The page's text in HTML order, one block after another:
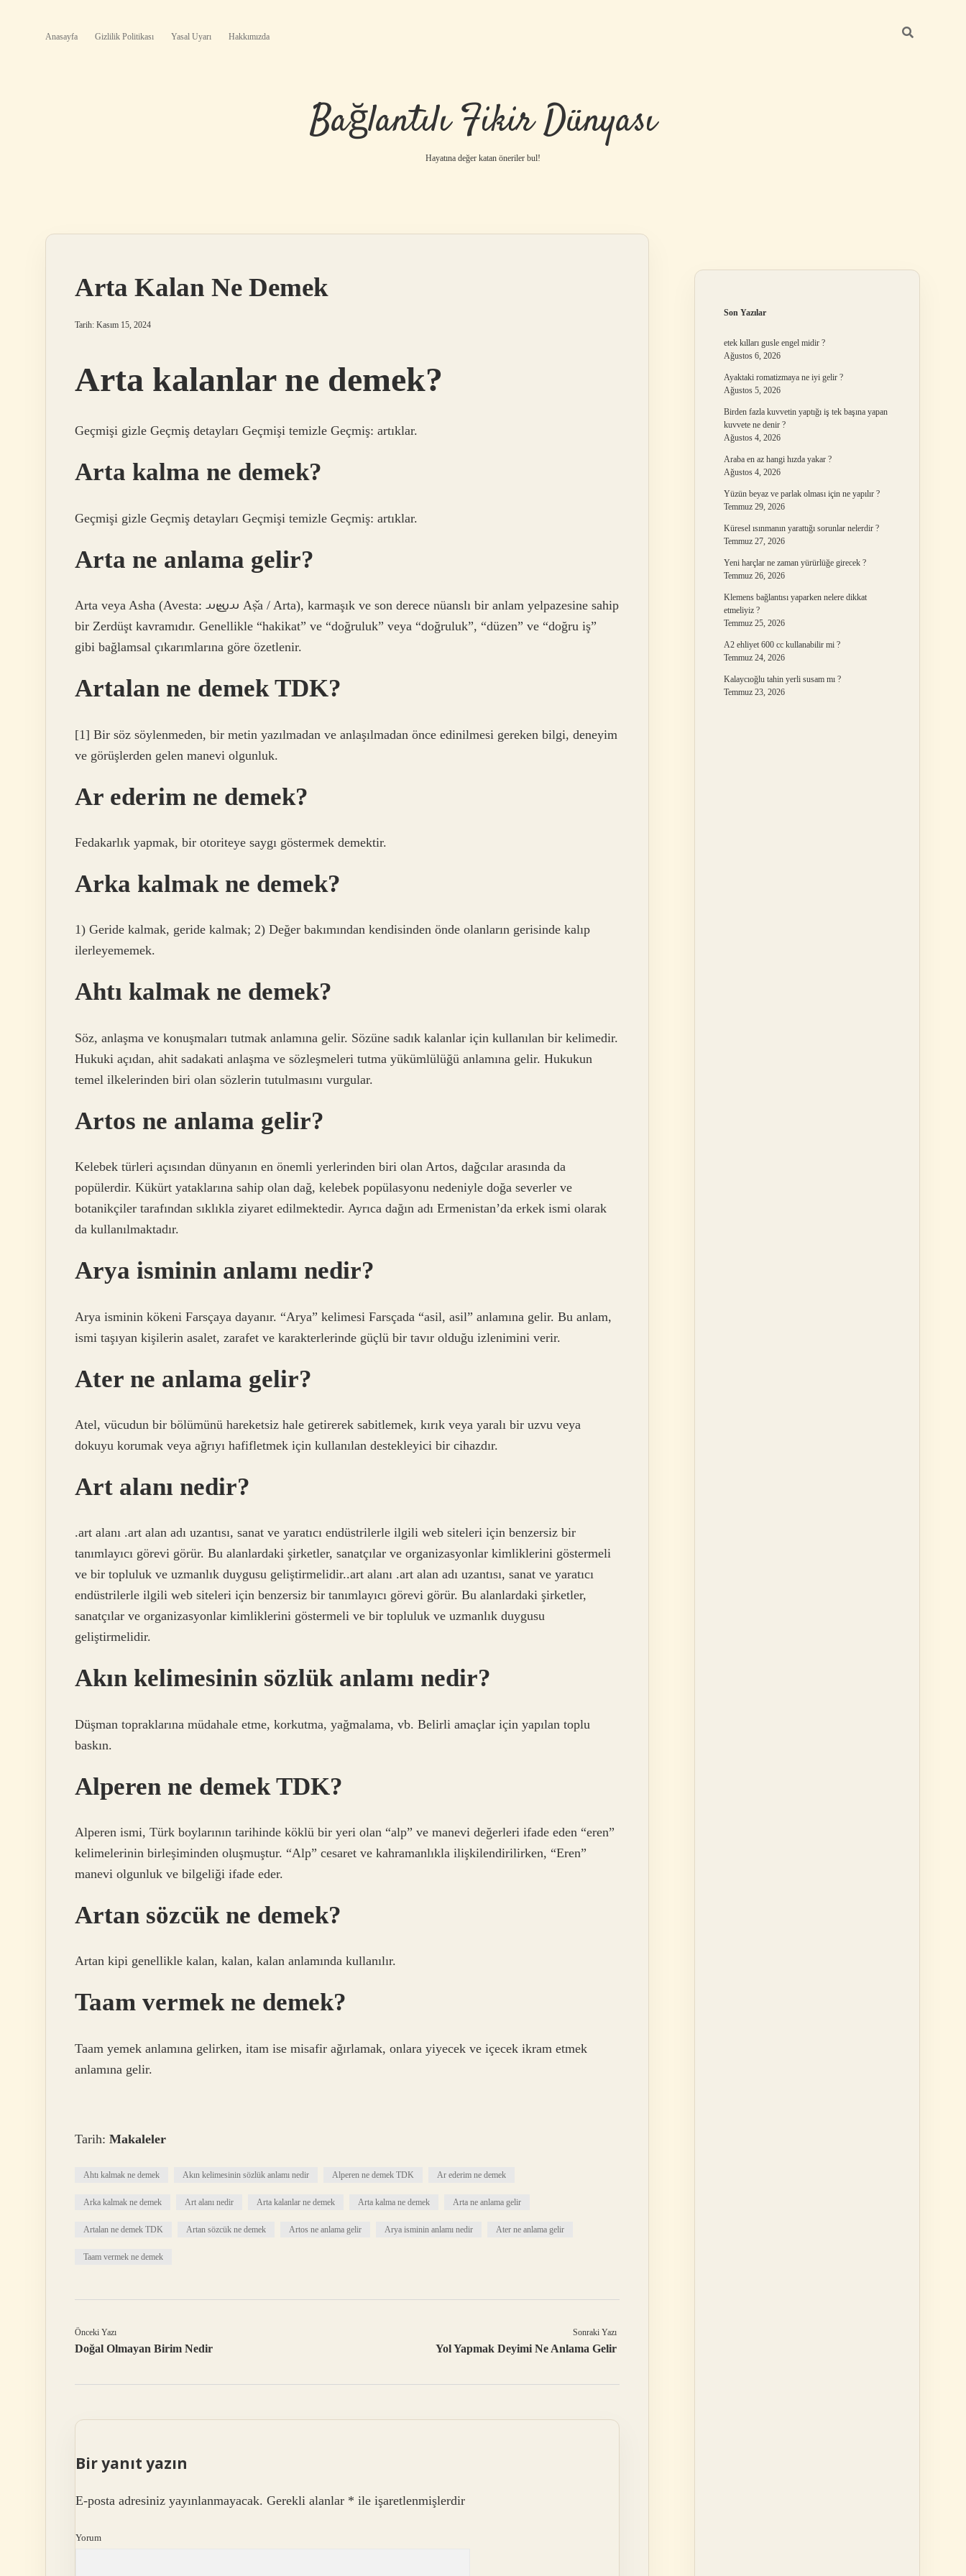
Anasayfa Gizlilik Politikası Yasal Uyarı Hakkımızda
Bağlantılı Fikir Dünyası
Hayatına değer katan öneriler bul!
Arta Kalan Ne Demek
Tarih: Kasım 15, 2024
Arta kalanlar ne demek?
Geçmişi gizle Geçmiş detayları Geçmişi temizle Geçmiş: artıklar.
Arta kalma ne demek?
Geçmişi gizle Geçmiş detayları Geçmişi temizle Geçmiş: artıklar.
Arta ne anlama gelir?
Arta veya Asha (Avesta: 𐬀𐬴𐬀 Aṣ̌a / Arta), karmaşık ve son derece nüanslı bir anlam yelpazesine sahip
bir Zerdüşt kavramıdır. Genellikle “hakikat” ve “doğruluk” veya “doğruluk”, “düzen” ve “doğru iş”
gibi bağlamsal çıkarımlarına göre özetlenir.
Artalan ne demek TDK?
[1] Bir söz söylenmeden, bir metin yazılmadan ve anlaşılmadan önce edinilmesi gereken bilgi, deneyim
ve görüşlerden gelen manevi olgunluk.
Ar ederim ne demek?
Fedakarlık yapmak, bir otoriteye saygı göstermek demektir.
Arka kalmak ne demek?
1) Geride kalmak, geride kalmak; 2) Değer bakımından kendisinden önde olanların gerisinde kalıp
ilerleyememek.
Ahtı kalmak ne demek?
Söz, anlaşma ve konuşmaları tutmak anlamına gelir. Sözüne sadık kalanlar için kullanılan bir kelimedir.
Hukuki açıdan, ahit sadakati anlaşma ve sözleşmeleri tutma yükümlülüğü anlamına gelir. Hukukun
temel ilkelerinden biri olan sözlerin tutulmasını vurgular.
Artos ne anlama gelir?
Kelebek türleri açısından dünyanın en önemli yerlerinden biri olan Artos, dağcılar arasında da
popülerdir. Kükürt yataklarına sahip olan dağ, kelebek popülasyonu nedeniyle doğa severler ve
botanikçiler tarafından sıklıkla ziyaret edilmektedir. Ayrıca dağın adı Ermenistan’da erkek ismi olarak
da kullanılmaktadır.
Arya isminin anlamı nedir?
Arya isminin kökeni Farsçaya dayanır. “Arya” kelimesi Farsçada “asil, asil” anlamına gelir. Bu anlam,
ismi taşıyan kişilerin asalet, zarafet ve karakterlerinde güçlü bir tavır olduğu izlenimini verir.
Ater ne anlama gelir?
Atel, vücudun bir bölümünü hareketsiz hale getirerek sabitlemek, kırık veya yaralı bir uzvu veya
dokuyu korumak veya ağrıyı hafifletmek için kullanılan destekleyici bir cihazdır.
Art alanı nedir?
.art alanı .art alan adı uzantısı, sanat ve yaratıcı endüstrilerle ilgili web siteleri için benzersiz bir
tanımlayıcı görevi görür. Bu alanlardaki şirketler, sanatçılar ve organizasyonlar kimliklerini göstermeli
ve bir topluluk ve uzmanlık duygusu geliştirmelidir..art alanı .art alan adı uzantısı, sanat ve yaratıcı
endüstrilerle ilgili web siteleri için benzersiz bir tanımlayıcı görevi görür. Bu alanlardaki şirketler,
sanatçılar ve organizasyonlar kimliklerini göstermeli ve bir topluluk ve uzmanlık duygusu
geliştirmelidir.
Akın kelimesinin sözlük anlamı nedir?
Düşman topraklarına müdahale etme, korkutma, yağmalama, vb. Belirli amaçlar için yapılan toplu
baskın.
Alperen ne demek TDK?
Alperen ismi, Türk boylarının tarihinde köklü bir yeri olan “alp” ve manevi değerleri ifade eden “eren”
kelimelerinin birleşiminden oluşmuştur. “Alp” cesaret ve kahramanlıkla ilişkilendirilirken, “Eren”
manevi olgunluk ve bilgeliği ifade eder.
Artan sözcük ne demek?
Artan kipi genellikle kalan, kalan, kalan anlamında kullanılır.
Taam vermek ne demek?
Taam yemek anlamına gelirken, itam ise misafir ağırlamak, onlara yiyecek ve içecek ikram etmek
anlamına gelir.
Tarih: Makaleler
Ahtı kalmak ne demek Akın kelimesinin sözlük anlamı nedir Alperen ne demek TDK Ar ederim ne demek
Arka kalmak ne demek Art alanı nedir Arta kalanlar ne demek Arta kalma ne demek Arta ne anlama gelir
Artalan ne demek TDK Artan sözcük ne demek Artos ne anlama gelir Arya isminin anlamı nedir Ater ne anlama gelir
Taam vermek ne demek
Önceki Yazı
Doğal Olmayan Birim Nedir
Sonraki Yazı
Yol Yapmak Deyimi Ne Anlama Gelir
Bir yanıt yazın
E-posta adresiniz yayınlanmayacak. Gerekli alanlar * ile işaretlenmişlerdir
Yorum
Son Yazılar
etek kılları gusle engel midir ?
Ağustos 6, 2026
Ayaktaki romatizmaya ne iyi gelir ?
Ağustos 5, 2026
Birden fazla kuvvetin yaptığı iş tek başına yapan
kuvvete ne denir ?
Ağustos 4, 2026
Araba en az hangi hızda yakar ?
Ağustos 4, 2026
Yüzün beyaz ve parlak olması için ne yapılır ?
Temmuz 29, 2026
Küresel ısınmanın yarattığı sorunlar nelerdir ?
Temmuz 27, 2026
Yeni harçlar ne zaman yürürlüğe girecek ?
Temmuz 26, 2026
Klemens bağlantısı yaparken nelere dikkat
etmeliyiz ?
Temmuz 25, 2026
A2 ehliyet 600 cc kullanabilir mi ?
Temmuz 24, 2026
Kalaycıoğlu tahin yerli susam mı ?
Temmuz 23, 2026